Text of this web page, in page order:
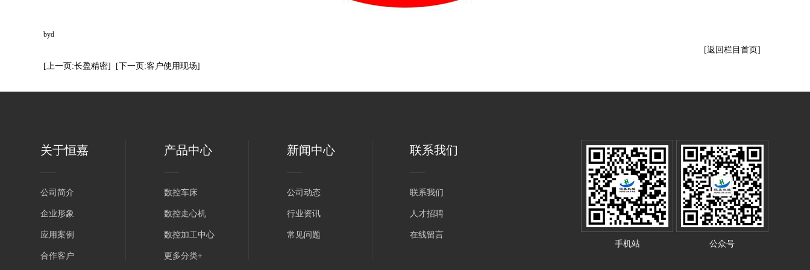
设
byd
[返回栏目首页]
[上一页:长盈精密]
[下一页:客户使用现场]
关于恒嘉
公司简介
企业形象
应用案例
合作客户
产品中心
数控车床
数控走心机
数控加工中心
更多分类+
新闻中心
公司动态
行业资讯
常见问题
联系我们
联系我们
人才招聘
在线留言
手机站
公众号